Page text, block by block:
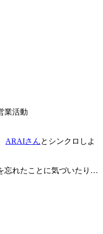
業活動
ARAIさんとシンクロしよ
忘れたことに気づいたり…